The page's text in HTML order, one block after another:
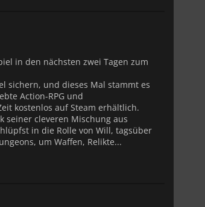
in den nächsten zwei Tagen zum
sichern, und dieses Mal stammt es
Action-RPG und
kostenlos auf Steam erhältlich.
seiner cleveren Mischung aus
in die Rolle von Will, tagsüber
um Waffen, Relikte...